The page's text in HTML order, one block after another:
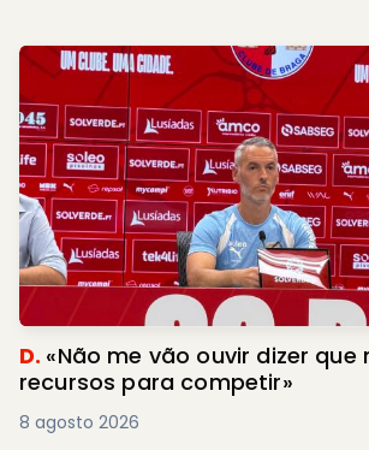
D. «Não me vão ouvir dizer que
recursos para competir»
8 agosto 2026